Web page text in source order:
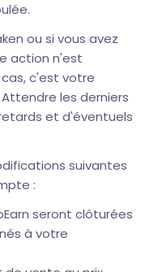
ou si vous avez
action n'est
c'est votre
les derniers
et d'éventuels
suivantes
:
seront clôturées
à votre